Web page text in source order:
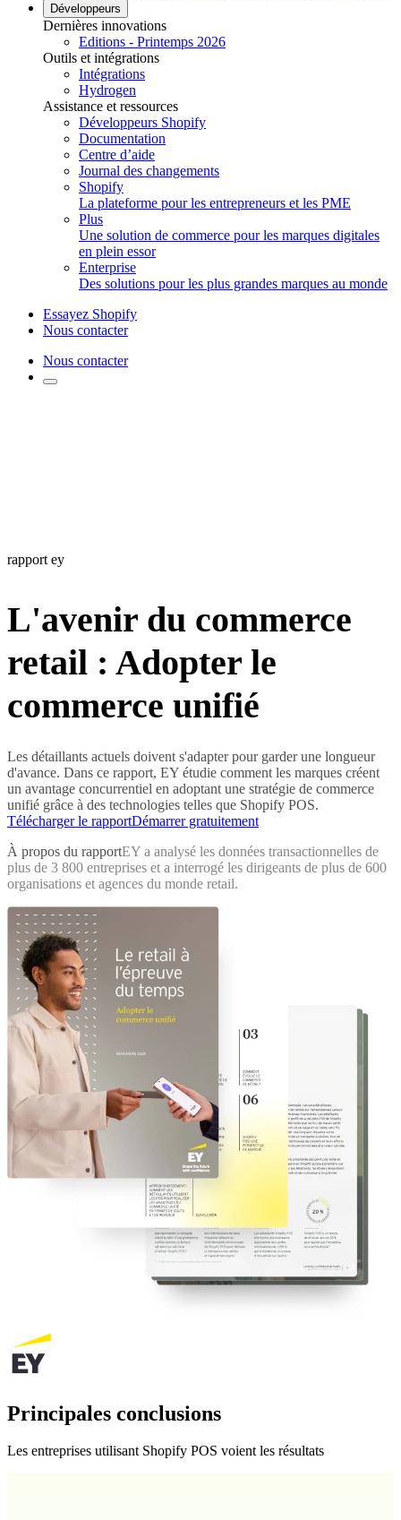
Développeurs
Dernières innovations
Editions - Printemps 2026
Outils et intégrations
Intégrations
Hydrogen
Assistance et ressources
Développeurs Shopify
Documentation
Centre d’aide
Journal des changements
Shopify
La plateforme pour les entrepreneurs et les PME
Plus
Une solution de commerce pour les marques digitales
en plein essor
Enterprise
Des solutions pour les plus grandes marques au monde
Essayez Shopify
Nous contacter
Nous contacter
rapport ey
L'avenir du commerce
retail : Adopter le
commerce unifié
Les détaillants actuels doivent s'adapter pour garder une longueur
d'avance. Dans ce rapport, EY étudie comment les marques créent
un avantage concurrentiel en adoptant une stratégie de commerce
unifié grâce à des technologies telles que Shopify POS.
Télécharger le rapportDémarrer gratuitement
À propos du rapportEY a analysé les données transactionnelles de
plus de 3 800 entreprises et a interrogé les dirigeants de plus de 600
organisations et agences du monde retail.
Principales conclusions
Les entreprises utilisant Shopify POS voient les résultats